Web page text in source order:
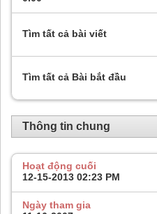
Tìm tất cả bài viết
Tìm tất cả Bài bắt đầu
Thông tin chung
Hoạt động cuối
12-15-2013 02:23 PM
Ngày tham gia